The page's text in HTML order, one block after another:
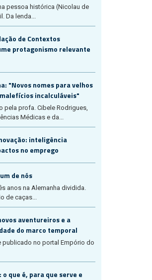
pessoa histórica (Nicolau de
Da lenda...
de Contextos
protagonismo relevante
"Novos nomes para velhos
incalculáveis"
pela profa. Cibele Rodrigues,
Médicas e da...
inteligência
no emprego
de nós
anos na Alemanha dividida.
de caças...
aventureiros e a
do marco temporal
publicado no portal Empório do
o que é, para que serve e